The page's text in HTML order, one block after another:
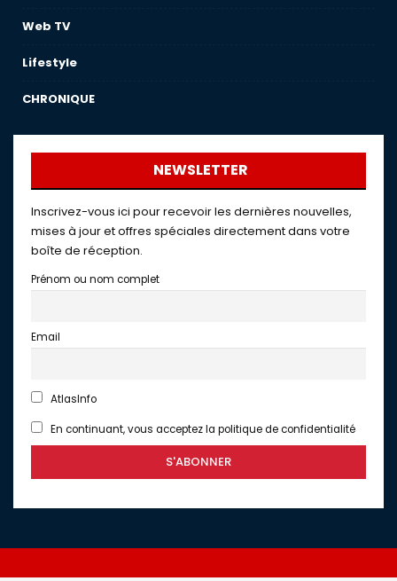
Web TV
Lifestyle
CHRONIQUE
NEWSLETTER
Inscrivez-vous ici pour recevoir les dernières nouvelles,
mises à jour et offres spéciales directement dans votre
boîte de réception.
Prénom ou nom complet
Email
AtlasInfo
En continuant, vous acceptez la politique de confidentialité